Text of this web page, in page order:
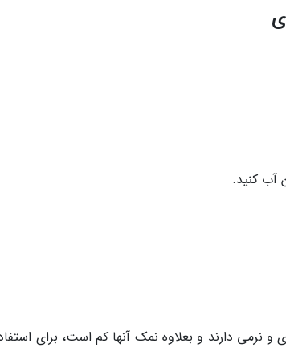
و نرمی دارند و بعلاوه نمک آنها کم است، برای